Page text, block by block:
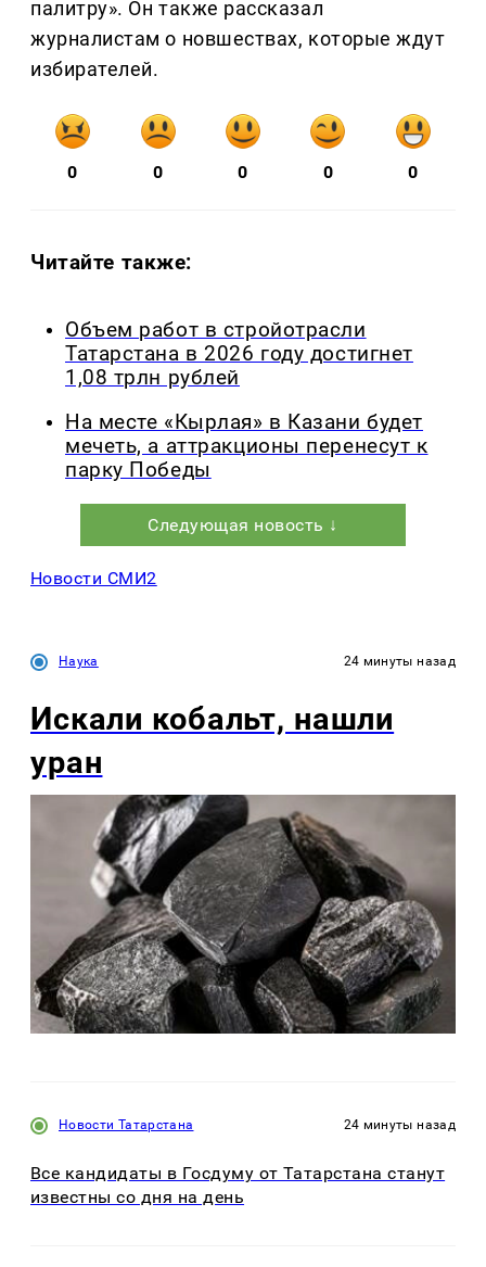
палитру». Он также рассказал
журналистам о новшествах, которые ждут
избирателей.
0 0 0 0 0
Читайте также:
Объем работ в стройотрасли
Татарстана в 2026 году достигнет
1,08 трлн рублей
На месте «Кырлая» в Казани будет
мечеть, а аттракционы перенесут к
парку Победы
Следующая новость ↓
Новости СМИ2
Наука 24 минуты назад
Искали кобальт, нашли
уран
Новости Татарстана 24 минуты назад
Все кандидаты в Госдуму от Татарстана станут
известны со дня на день